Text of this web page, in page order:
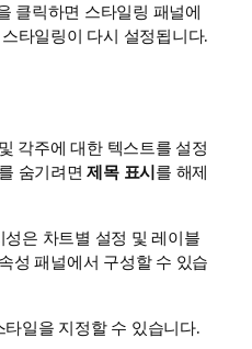
클릭하면 스타일링 패널에
타일링이 다시 설정됩니다.
각주에 대한 텍스트를 설정
숨기려면제목 표시를 해제
은 차트별 설정 및 레이블
성 패널에서 구성할 수 있습
일을 지정할 수 있습니다.